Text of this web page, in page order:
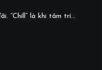
“Chill” là khi tâm trí...